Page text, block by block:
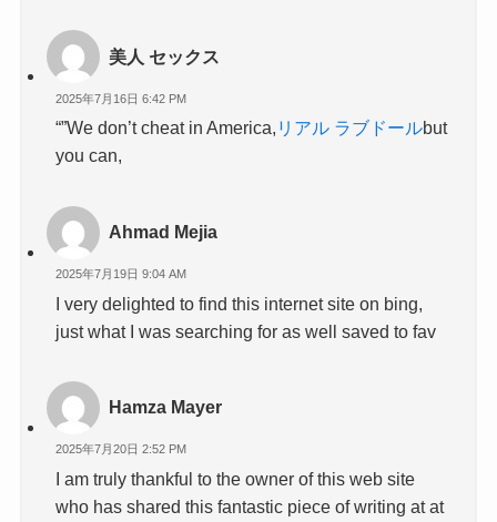
美人 セックス
2025年7月16日 6:42 PM
“”We don’t cheat in America, リアル ラブドールbut
you can,
Ahmad Mejia
2025年7月19日 9:04 AM
I very delighted to find this internet site on bing,
just what I was searching for as well saved to fav
Hamza Mayer
2025年7月20日 2:52 PM
I am truly thankful to the owner of this web site
who has shared this fantastic piece of writing at at